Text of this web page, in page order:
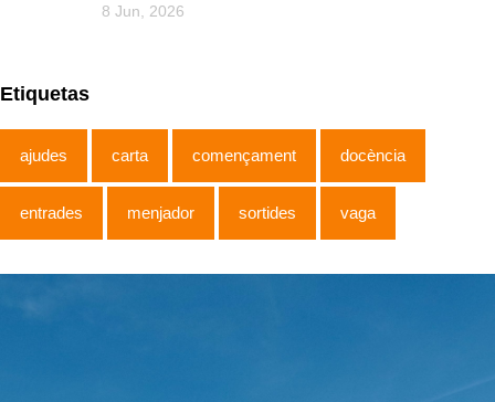
8 Jun, 2026
Etiquetas
ajudes carta començament docència
entrades menjador sortides vaga